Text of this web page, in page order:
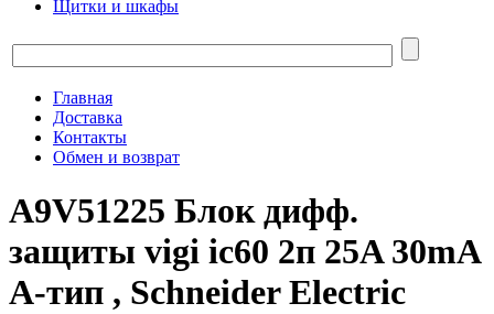
Щитки и шкафы
Главная
Доставка
Контакты
Обмен и возврат
A9V51225 Блок дифф.
защиты vigi ic60 2п 25A 30mA
A-тип , Schneider Electric